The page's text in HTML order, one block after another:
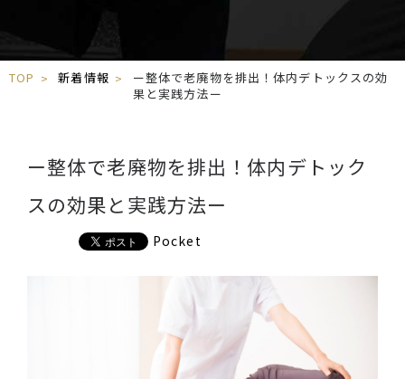
TOP 新着情報
ー整体で老廃物を排出！体内デトックスの効
果と実践方法ー
ー整体で老廃物を排出！体内デトック
スの効果と実践方法ー
Pocket